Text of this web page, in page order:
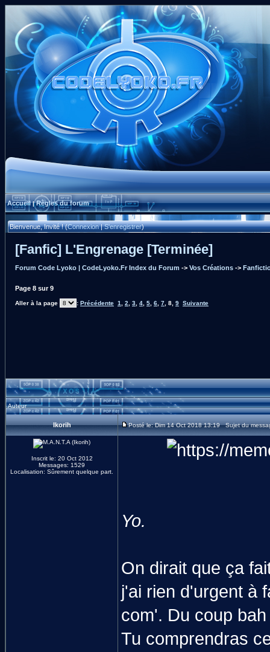
Accueil|Règles du forum
Bienvenue, Invité ! (Connexion|S'enregistrer)
[Fanfic] L'Engrenage [Terminée]
Forum Code Lyoko | CodeLyoko.Fr Index du Forum -> Vos Créations ->
Page 8 sur9
Aller à la page : Précédente 1 2 3 4 5 6 7 8 9 Suivante
Auteur
Ikorih Posté le: Dim 14 Oct 2018 13:19 Sujet du
Inscrit le: 20 Oct 2012
Messages: 1529
Localisation: Sûrement quelque part.
Yo.
On dirait que ça
j'ai rien d'urgent à
com'. Du coup
Tu comprendras